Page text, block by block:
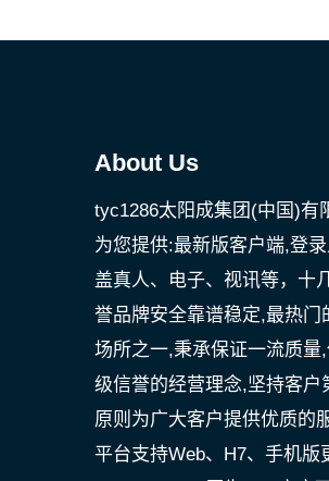
About Us
tyc1286太阳成集团(中国)有
为您提供:最新版客户端,登
盖真人、电子、视讯等，十
誉品牌安全靠谱稳定,最热门
场所之一,秉承保证一流质量
级信誉的经营理念,坚持客户
原则为广大客户提供优质的
平台支持Web、H7、手机版